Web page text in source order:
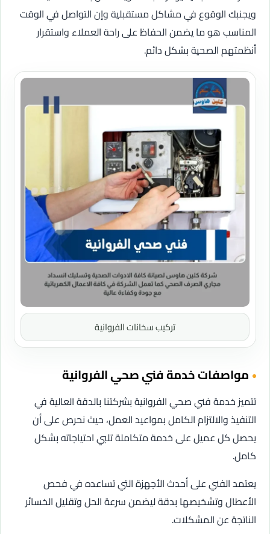
ويجنبك الوقوع في مشاكل مستقبلية وإن التواصل في الوقت
المناسب هو ما يضمن الحفاظ على راحة العملاء واستقرار
أنظمتهم الصحية بشكل دائم.
تركيب سخانات الفروانية
مواصفات خدمة فني صحي الفروانية
تتميز خدمة فني صحي الفروانية بشركتنا بالدقة العالية في
التنفيذ والالتزام الكامل بمواعيد العمل، حيث نحرص على أن
يحصل كل عميل على خدمة متكاملة تلبي احتياجاته بشكل
كامل.
يعتمد الفني على أحدث الأجهزة التي تساعده في فحص
الأعطال وتشخيصها بدقة ليضمن سرعة الحل وتقليل الخسائر
الناتجة عن المشكلات.